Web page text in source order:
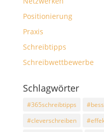
Positionierung
Praxis
Schreibtipps
Schreibwettbewerbe
Schlagwörter
#365schreibtipps
#cleverschreiben